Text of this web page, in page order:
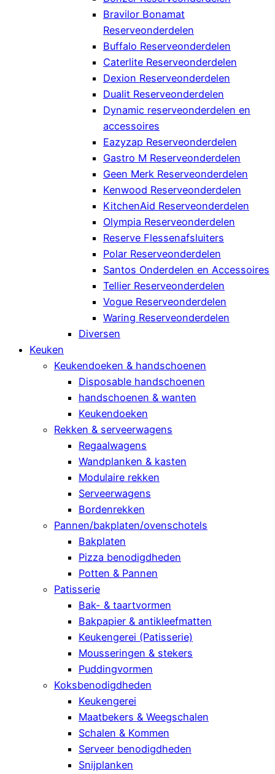
Bravilor Bonamat
Reserveonderdelen
Buffalo Reserveonderdelen
Caterlite Reserveonderdelen
Dexion Reserveonderdelen
Dualit Reserveonderdelen
Dynamic reserveonderdelen en
accessoires
Eazyzap Reserveonderdelen
Gastro M Reserveonderdelen
Geen Merk Reserveonderdelen
Kenwood Reserveonderdelen
KitchenAid Reserveonderdelen
Olympia Reserveonderdelen
Reserve Flessenafsluiters
Polar Reserveonderdelen
Santos Onderdelen en Accessoires
Tellier Reserveonderdelen
Vogue Reserveonderdelen
Waring Reserveonderdelen
Diversen
Keuken
Keukendoeken & handschoenen
Disposable handschoenen
handschoenen & wanten
Keukendoeken
Rekken & serveerwagens
Regaalwagens
Wandplanken & kasten
Modulaire rekken
Serveerwagens
Bordenrekken
Pannen/bakplaten/ovenschotels
Bakplaten
Pizza benodigdheden
Potten & Pannen
Patisserie
Bak- & taartvormen
Bakpapier & antikleefmatten
Keukengerei (Patisserie)
Mousseringen & stekers
Puddingvormen
Koksbenodigdheden
Keukengerei
Maatbekers & Weegschalen
Schalen & Kommen
Serveer benodigdheden
Snijplanken